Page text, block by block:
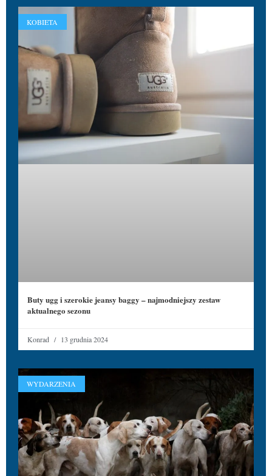
KOBIETA
Buty ugg i szerokie jeansy baggy – najmodniejszy zestaw
aktualnego sezonu
Konrad 13 grudnia 2024
WYDARZENIA